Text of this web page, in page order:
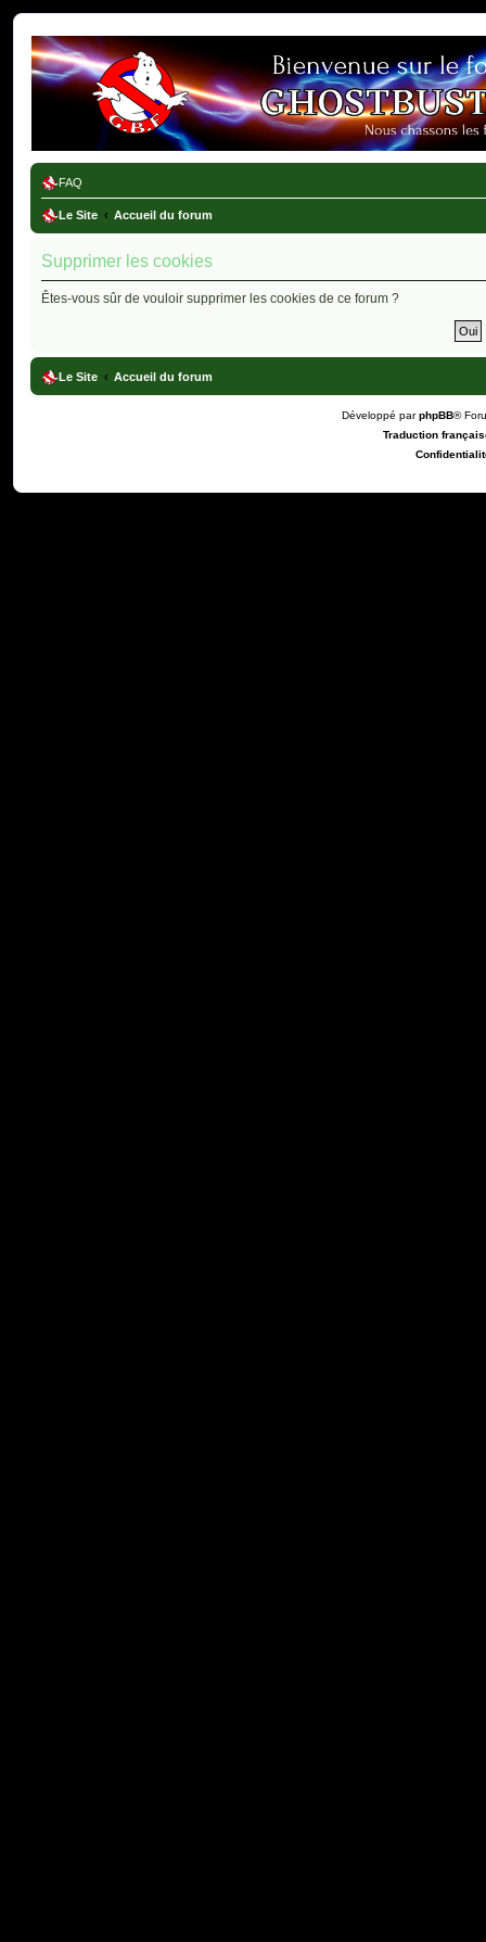
Ghostbusters France
FAQ
Le Site Accueil du forum
Supprimer les cookies
Êtes-vous sûr de vouloir supprimer les cookies de ce forum ?
Le Site Accueil du forum
Développé parphpBB®
Traduction